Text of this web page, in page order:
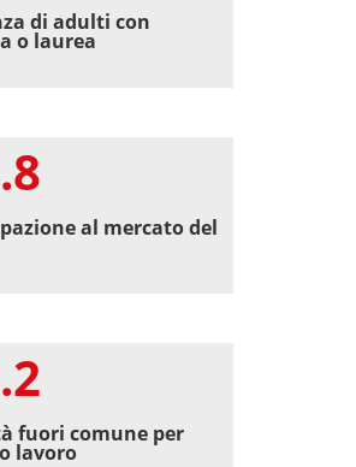
di adulti con
o laurea
al mercato del
fuori comune per
lavoro